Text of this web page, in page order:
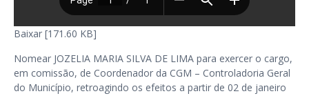
Baixar [171.60 KB]
Nomear JOZELIA MARIA SILVA DE LIMA para exercer o cargo,
em comissão, de Coordenador da CGM – Controladoria Geral
do Município, retroagindo os efeitos a partir de 02 de janeiro